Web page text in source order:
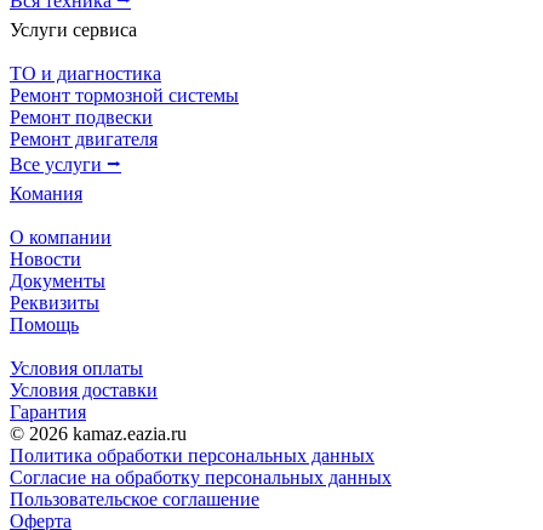
Услуги сервиса
ТО и диагностика
Ремонт тормозной системы
Ремонт подвески
Ремонт двигателя
Все услуги ⭢
Комания
О компании
Новости
Документы
Реквизиты
Помощь
Условия оплаты
Условия доставки
Гарантия
© 2026 kamaz.eazia.ru
Политика обработки персональных данных
Согласие на обработку персональных данных
Пользовательское соглашение
Оферта